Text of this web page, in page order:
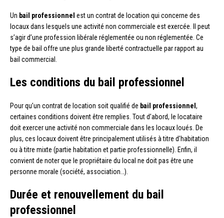
Un bail professionnel est un contrat de location qui concerne des
locaux dans lesquels une activité non commerciale est exercée. Il peut
s’agir d’une profession libérale réglementée ou non réglementée. Ce
type de bail offre une plus grande liberté contractuelle par rapport au
bail commercial.
Les conditions du bail professionnel
Pour qu’un contrat de location soit qualifié de bail professionnel ,
certaines conditions doivent être remplies. Tout d’abord, le locataire
doit exercer une activité non commerciale dans les locaux loués. De
plus, ces locaux doivent être principalement utilisés à titre d’habitation
ou à titre mixte (partie habitation et partie professionnelle). Enfin, il
convient de noter que le propriétaire du local ne doit pas être une
personne morale (société, association…).
Durée et renouvellement du bail
professionnel